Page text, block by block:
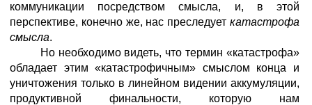
коммуникации посредством смысла, и, в этой
перспективе, конечно же, нас преследует катастрофа
смысла.
Но необходимо видеть, что термин «катастрофа»
обладает этим «катастрофичным» смыслом конца и
уничтожения только в линейном видении аккумуляции,
продуктивной финальности, которую нам